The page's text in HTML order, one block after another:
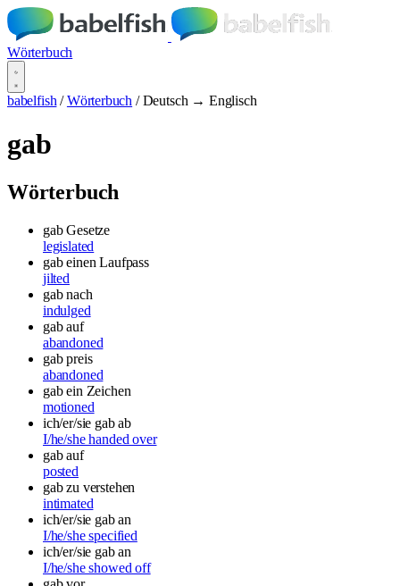
Wörterbuch
babelfish / Wörterbuch / Deutsch → Englisch
gab
Wörterbuch
gab Gesetze
legislated
gab einen Laufpass
jilted
gab nach
indulged
gab auf
abandoned
gab preis
abandoned
gab ein Zeichen
motioned
ich/er/sie gab ab
I/he/she handed over
gab auf
posted
gab zu verstehen
intimated
ich/er/sie gab an
I/he/she specified
ich/er/sie gab an
I/he/she showed off